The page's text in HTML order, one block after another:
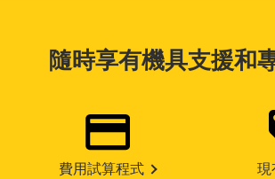
隨時享有機具支援和
費用試算程式 現